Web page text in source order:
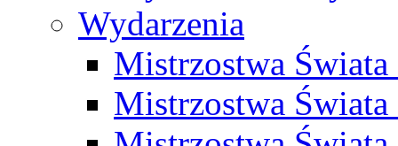
Wydarzenia
Mistrzostwa
Mistrzostwa